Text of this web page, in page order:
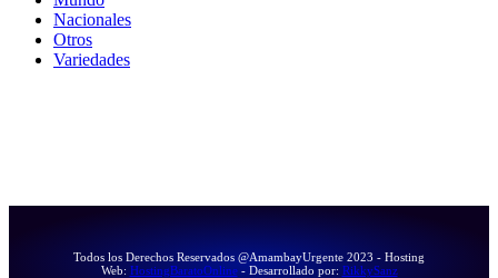
Nacionales
Otros
Variedades
Todos los Derechos Reservados @AmambayUrgente 2023 - Hosting
Web: HostingBaratoOnline- Desarrollado por: RikkySanz